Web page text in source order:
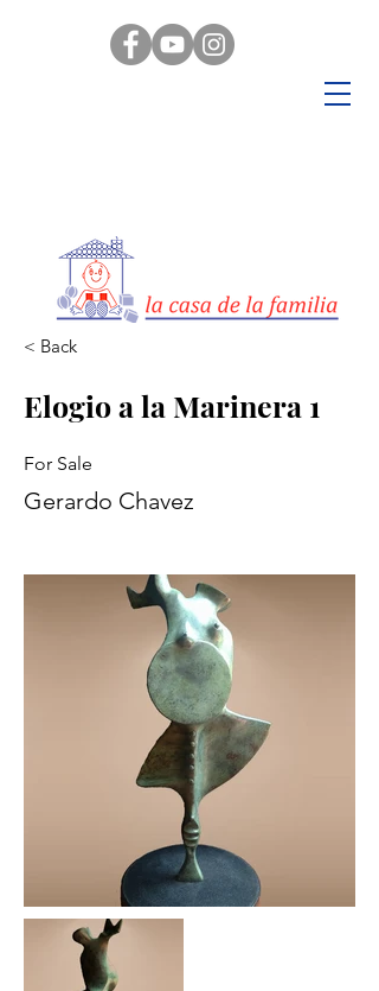
< Back
Elogio a la Marinera 1
For Sale
Gerardo Chavez